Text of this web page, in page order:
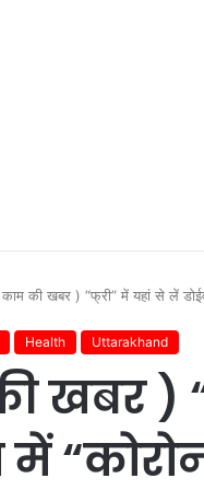
की खबर ) “फ्री” में यहां से लें
Health Uttarakhand
खबर )
में